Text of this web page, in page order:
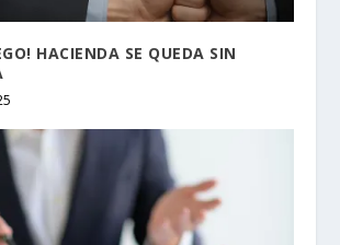
HACIENDA SE QUEDA SIN